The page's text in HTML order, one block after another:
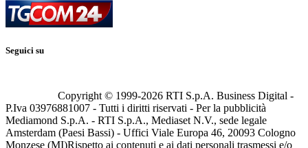
Seguici su
Copyright © 1999-2026 RTI S.p.A. Business Digital -
P.Iva 03976881007 - Tutti i diritti riservati - Per la pubblicità
Mediamond S.p.A. - RTI S.p.A., Mediaset N.V., sede legale
Amsterdam (Paesi Bassi) - Uffici Viale Europa 46, 20093 Cologno
Monzese (MI)Rispetto ai contenuti e ai dati personali trasmessi e/o